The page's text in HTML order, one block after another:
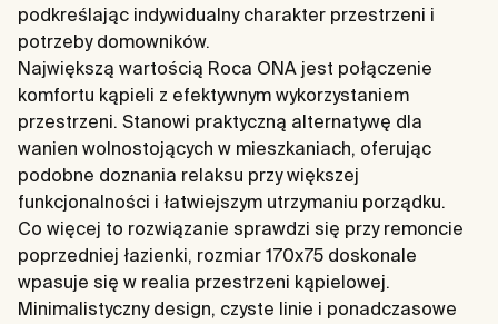
podkreślając indywidualny charakter przestrzeni i
potrzeby domowników.
Największą wartością Roca ONA jest połączenie
komfortu kąpieli z efektywnym wykorzystaniem
przestrzeni. Stanowi praktyczną alternatywę dla
wanien wolnostojących w mieszkaniach, oferując
podobne doznania relaksu przy większej
funkcjonalności i łatwiejszym utrzymaniu porządku.
Co więcej to rozwiązanie sprawdzi się przy remoncie
poprzedniej łazienki, rozmiar 170x75 doskonale
wpasuje się w realia przestrzeni kąpielowej.
Minimalistyczny design, czyste linie i ponadczasowe